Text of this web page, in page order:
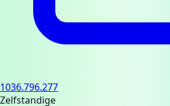
1036.796.277
Zelfstandige